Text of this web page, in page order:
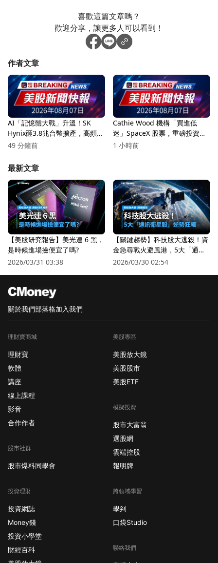
喜歡這篇文章嗎？
歡迎分享，讓更多人可以看到！
作者文章
AI「記憶體大戰」升溫！SK
Hynix砸3.8兆台幣擴產，高頻寬
記憶體恐缺到2028年
49 分鐘前
Cathie Wood 機構「買進低
迷」SpaceX 股票，重磅投資引
發市場關注！
1 小時前
最新文章
【美股研究報告】美光連 6 黑，
是時候進場撿便宜了嗎?
2026/03/31 03:38
【關鍵趨勢】科技股大逃殺！資
金急尋戰火避風港，5大「通訊
衛星股」逆勢狂飆
2026/03/30 02:54
關於我們部落格加入我們
理財寶商城
理財寶
軟體
講座
線上課程
影音
合作作者
股市社群
股市爆料同學會
投資理財
投資網誌
Money錢
投資小學堂
財經百科
美股專區
美股放大鏡
美股股市
美股ETF
模擬投資
股市大富翁
選股網
雲端控股
報明牌
跨領域學習
學到
口袋Studio
聯絡我們